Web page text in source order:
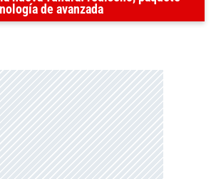
de avanzada